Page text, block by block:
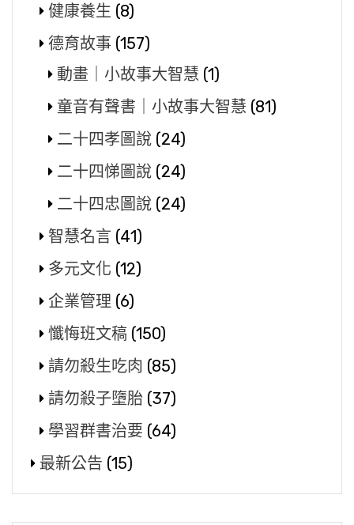
健康養生 (8)
德育故事 (157)
動畫｜小故事大智慧 (1)
童音有聲書｜小故事大智慧 (81)
二十四孝圖說 (24)
二十四悌圖說 (24)
二十四忠圖說 (24)
智慧名言 (41)
多元文化 (12)
企業管理 (6)
懺悔班文稿 (150)
請勿殺生吃肉 (85)
請勿殺子墮胎 (37)
學習群書治要 (64)
最新公告 (15)